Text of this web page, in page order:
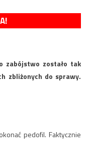
zabójstwo zostało tak
zbliżonych do sprawy.
pedofil. Faktycznie